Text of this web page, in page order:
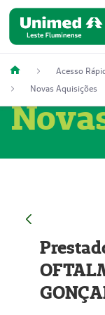
Acesso
Novas Aquisições